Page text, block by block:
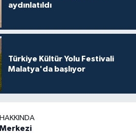
aydınlatıldı
Türkiye Kültür Yolu Festivali
Malatya'da başlıyor